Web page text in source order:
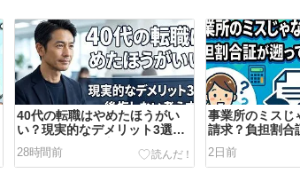
40代の転職はやめたほうがい
い？現実的なデメリット3選と
後悔しない考え方
28時間前
事業所のミスじ
請求？負担割合
るケースとは
2日前